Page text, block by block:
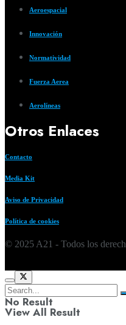
Aeroespacial
Innovación
Normatividad
Fuerza Aerea
Aerolíneas
Otros Enlaces
Contacto
Media Kit
Aviso de Privacidad
Política de cookies
© 2025 A21 - Todos los
No Result
View All Result